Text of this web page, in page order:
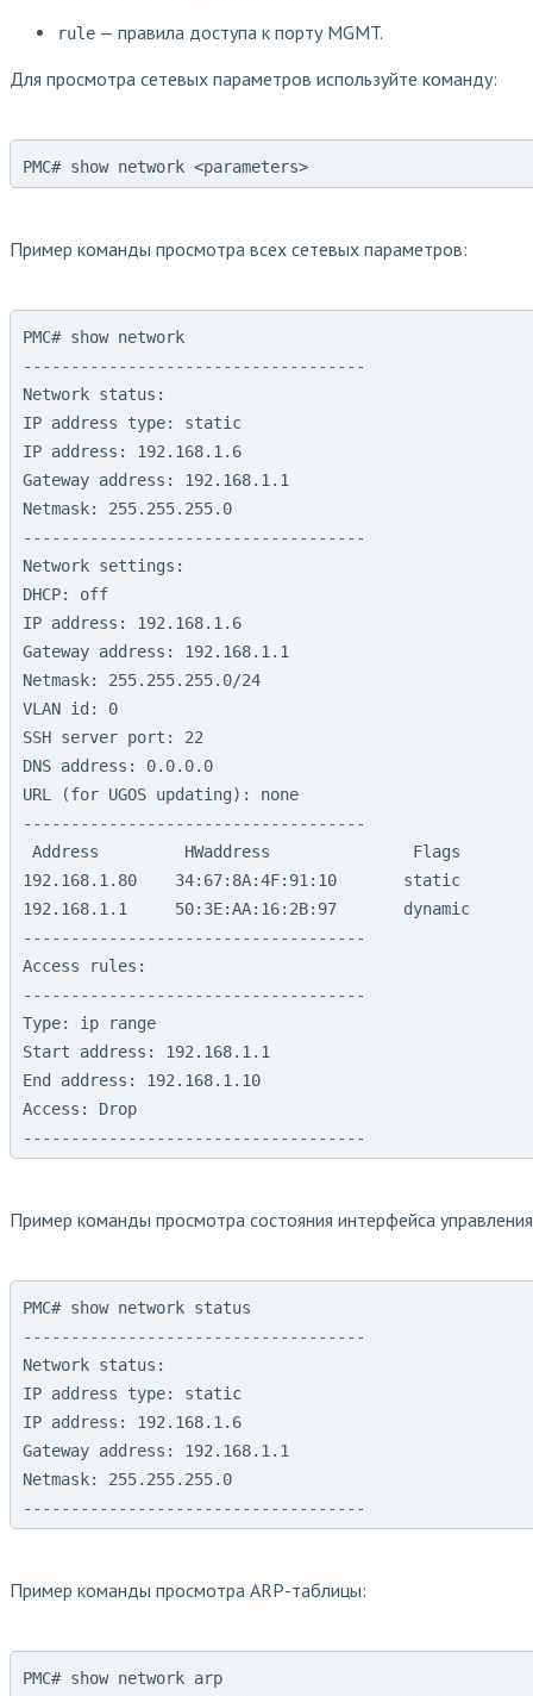
rule — правила доступа к порту MGMT.
Для просмотра сетевых параметров используйте команду:
PMC# show network <parameters>
Пример команды просмотра всех сетевых параметров:
PMC# show network
------------------------------------
Network status:
IP address type: static
IP address: 192.168.1.6
Gateway address: 192.168.1.1
Netmask: 255.255.255.0
------------------------------------
Network settings:
DHCP: off
IP address: 192.168.1.6
Gateway address: 192.168.1.1
Netmask: 255.255.255.0/24
VLAN id: 0
SSH server port: 22
DNS address: 0.0.0.0
URL (for UGOS updating): none
------------------------------------
192.168.1.80    34:67:8A:4F:91:10       static
192.168.1.1     50:3E:AA:16:2B:97       dynamic
------------------------------------
Access rules:
------------------------------------
Type: ip range
Start address: 192.168.1.1
End address: 192.168.1.10
Access: Drop
------------------------------------
Пример команды просмотра состояния интерфейса
PMC# show network status
------------------------------------
Network status:
IP address type: static
IP address: 192.168.1.6
Gateway address: 192.168.1.1
Netmask: 255.255.255.0
------------------------------------
Пример команды просмотра ARP-таблицы:
PMC# show network arp